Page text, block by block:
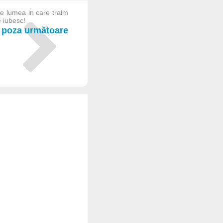
lumea in care traim
iubesc!
poza următoare